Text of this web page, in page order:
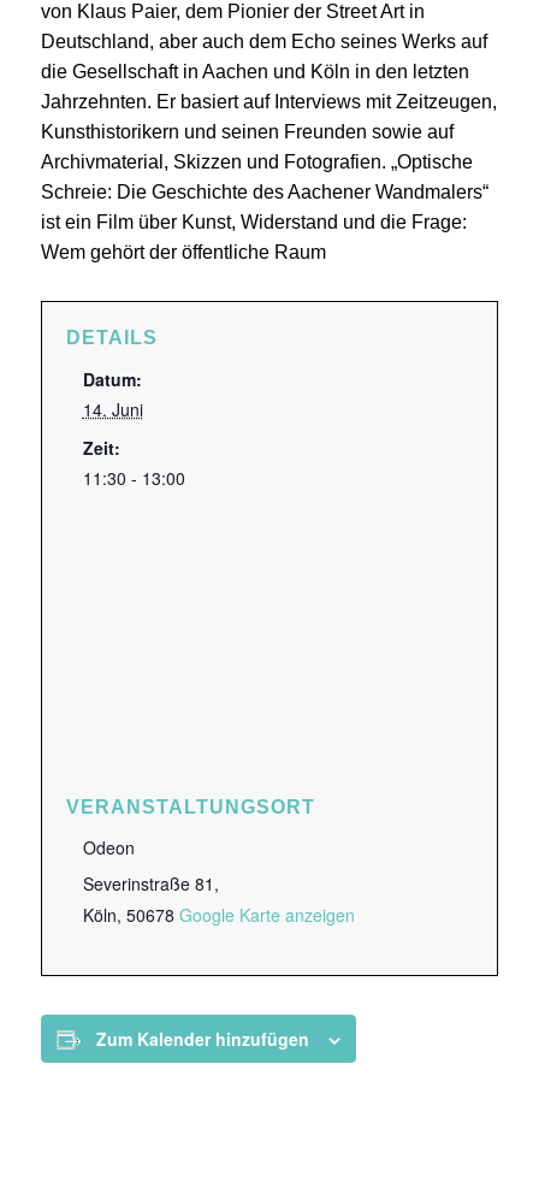
von Klaus Paier, dem Pionier der Street Art in
Deutschland, aber auch dem Echo seines Werks auf
die Gesellschaft in Aachen und Köln in den letzten
Jahrzehnten. Er basiert auf Interviews mit Zeitzeugen,
Kunsthistorikern und seinen Freunden sowie auf
Archivmaterial, Skizzen und Fotografien. „Optische
Schreie: Die Geschichte des Aachener Wandmalers“
ist ein Film über Kunst, Widerstand und die Frage:
Wem gehört der öffentliche Raum
DETAILS
Datum:
14. Juni
Zeit:
11:30 - 13:00
VERANSTALTUNGSORT
Odeon
Severinstraße 81,
Köln, 50678 Google Karte anzeigen
Zum Kalender hinzufügen